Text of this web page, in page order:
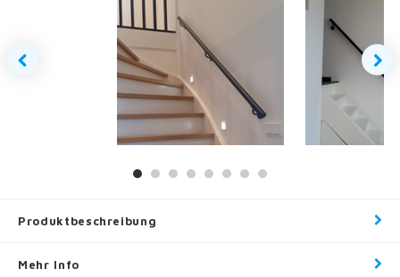
Produktbeschreibung
Mehr Info